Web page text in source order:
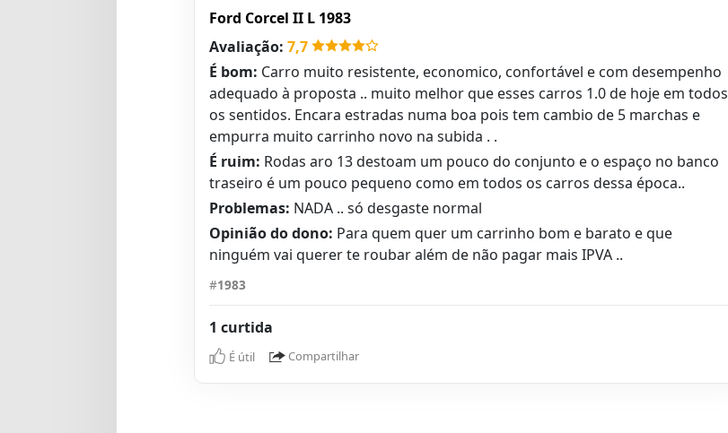
Ford Corcel II L 1983
Avaliação: 7,7
É bom: Carro muito resistente, economico, confortável e com desempenho
adequado à proposta .. muito melhor que esses carros 1.0 de hoje em todos
os sentidos. Encara estradas numa boa pois tem cambio de 5 marchas e
empurra muito carrinho novo na subida . .
É ruim: Rodas aro 13 destoam um pouco do conjunto e o espaço no banco
traseiro é um pouco pequeno como em todos os carros dessa época..
Problemas: NADA .. só desgaste normal
Opinião do dono: Para quem quer um carrinho bom e barato e que
ninguém vai querer te roubar além de não pagar mais IPVA ..
#1983
1 curtida
É útil Compartilhar